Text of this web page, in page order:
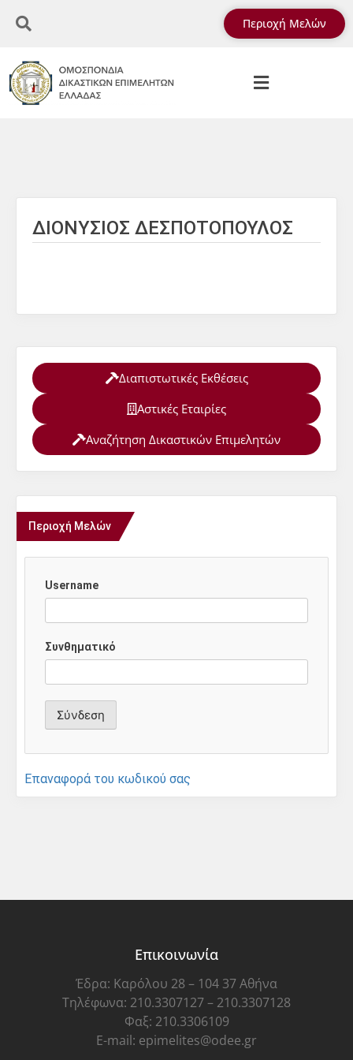
Περιοχή Μελών
ΔΙΟΝΥΣΙΟΣ ΔΕΣΠΟΤΟΠΟΥΛΟΣ
Διαπιστωτικές Εκθέσεις
Αστικές Εταιρίες
Αναζήτηση Δικαστικών Επιμελητών
Περιοχή Μελών
Username
Συνθηματικό
Επαναφορά του κωδικού σας
Επικοινωνία
Έδρα: Καρόλου 28 – 104 37 Αθήνα
Τηλέφωνα: 210.3307127 – 210.3307128
Φαξ: 210.3306109
E-mail: epimelites@odee.gr